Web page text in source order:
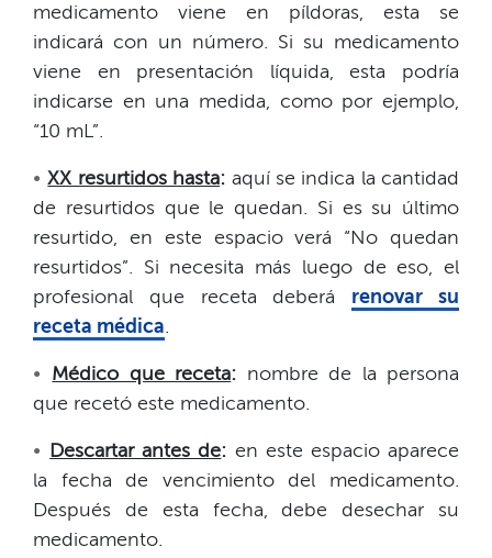
medicamento viene en píldoras, esta se
indicará con un número. Si su medicamento
viene en presentación líquida, esta podría
indicarse en una medida, como por ejemplo,
“10 mL”.​​
•​​XX resurtidos hasta: aquí se indica la cantidad
de resurtidos que le quedan. Si es su último
resurtido, en este espacio verá “No quedan
resurtidos”. Si necesita más luego de eso, el
profesional que receta deberá renovar su
receta médica.​​
•​​ Médico que receta: nombre de la persona
que recetó este medicamento.​​
•​​ Descartar antes de: en este espacio aparece
la fecha de vencimiento del medicamento.
Después de esta fecha, debe desechar su
medicamento.​​